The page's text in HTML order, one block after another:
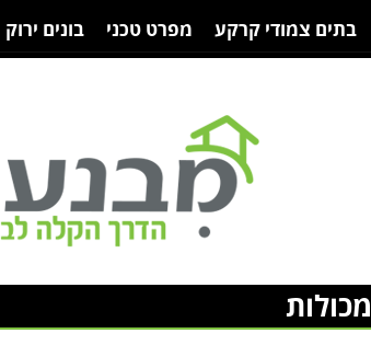
בתים צמודי קרקע מפרט טכני בונים ירוק
מכולות